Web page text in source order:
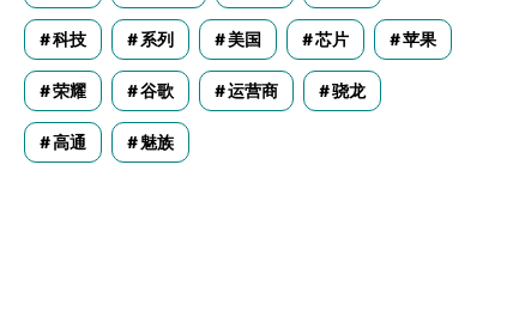
科技 系列 美国 芯片 苹果
荣耀 谷歌 运营商 骁龙
高通 魅族